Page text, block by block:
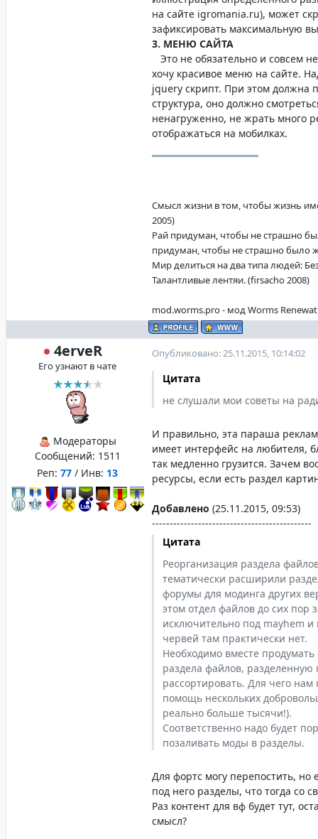
на сайте igromania.ru), может
зафиксировать максимальную
3. МЕНЮ САЙТА
Это не обязательно и совсем
хочу красивое меню на сайте.
jquery скрипт. При этом должна
структура, оно должно
ненагруженно, не жрать много
отображаться на мобилках.
Смысл жизни в том, чтобы жизнь
2005)
Рай придуман, чтобы не страшно
придуман, чтобы не страшно было
Мир делиться на два типа людей:
Талантливые лентяи. (firsacho 2008)
mod.worms.pro - мод Worms
4erveR
Его узнают в чате
Модераторы
Сообщений: 1511
Реп: 77 / Инв: 13
Опубликовано: 25.11.2015, 10:14:02
Цитата
не слушали мои советы на
И правильно, эта параша
имеет интерфейс на любителя,
так медленно грузится. Зачем
ресурсы, если есть раздел
Добавлено (25.11.2015, 09:53)
---------------------------------------------
Цитата
Реорганизация раздела
тематически расширили
форумы для модинга других
этом отдел файлов до сих пор
исключительно под mayhem и
червей там практически нет.
Необходимо вместе продумать
раздела файлов, разделенную
рассортировать. Для чего нам
помощь нескольких
реально больше тысячи!).
Соответственно надо будет
позаливать моды в разделы.
Для фортс могу перепостить, но
под него разделы, что тогда со
Раз контент для вф будет тут,
смысл?